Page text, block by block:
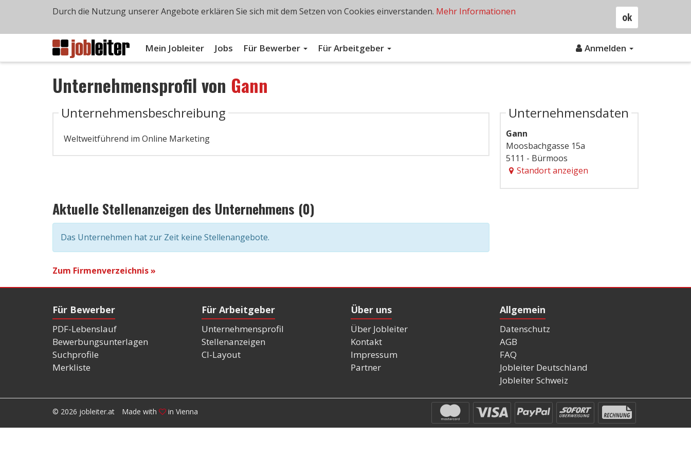
Mein Jobleiter Jobs Für Bewerber Für Arbeitgeber Anmelden
Unternehmensprofil von Gann
Unternehmensbeschreibung
Weltweitführend im Online Marketing
Unternehmensdaten
Gann
Moosbachgasse 15a
5111 - Bürmoos
Standort anzeigen
Aktuelle Stellenanzeigen des Unternehmens (0)
Das Unternehmen hat zur Zeit keine Stellenangebote.
Zum Firmenverzeichnis »
Für Bewerber
PDF-Lebenslauf
Bewerbungsunterlagen
Suchprofile
Merkliste
Für Arbeitgeber
Unternehmensprofil
Stellenanzeigen
CI-Layout
Über uns
Über Jobleiter
Kontakt
Impressum
Partner
Allgemein
Datenschutz
AGB
FAQ
Jobleiter Deutschland
Jobleiter Schweiz
© 2026 jobleiter.at Made with in Vienna
ok
Durch die Nutzung unserer Angebote erklären Sie sich mit dem Setzen von Cookies einverstanden. Mehr Informationen